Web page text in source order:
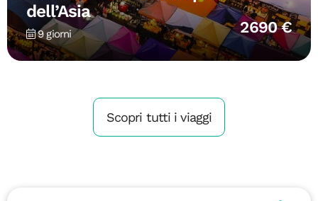
dell’Asia
9 giorni 2690 €
Scopri tutti i viaggi